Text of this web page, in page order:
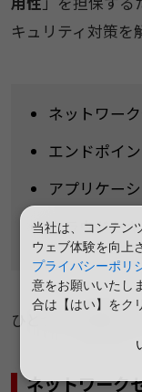
キュリティ対策を
ネットワー
エンドポイ
アプリケー
クラウドセ
ひとつずつ解説し
ネットワーク
当社は、コンテン
ウェブ体験を向上
プライバシーポリ
意をお願いいたし
合は【はい】をク